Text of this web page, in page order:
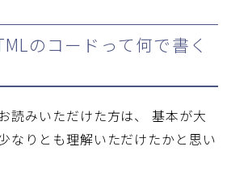
のコードって何で書く
読みいただけた方は、 基本が大
なりとも理解いただけたかと思い